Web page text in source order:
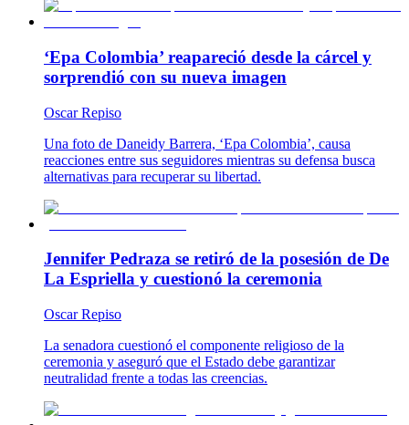
‘Epa Colombia’ reapareció desde la cárcel y
sorprendió con su nueva imagen
Oscar Repiso
Una foto de Daneidy Barrera, ‘Epa Colombia’, causa
reacciones entre sus seguidores mientras su defensa busca
alternativas para recuperar su libertad.
Jennifer Pedraza se retiró de la posesión de De
La Espriella y cuestionó la ceremonia
Oscar Repiso
La senadora cuestionó el componente religioso de la
ceremonia y aseguró que el Estado debe garantizar
neutralidad frente a todas las creencias.